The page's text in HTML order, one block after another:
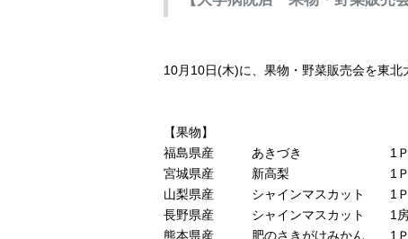
10月10日(木)に、果物・野菜販売会を東北
【果物】
福島県産 あきづき 1Ｐ800円
宮城県産 新高梨 1Ｐ800円
山梨県産 シャインマスカット 1Ｐ
長野県産 シャインマスカット 1房
熊本県産 肥のさきがけみかん 1Ｐ